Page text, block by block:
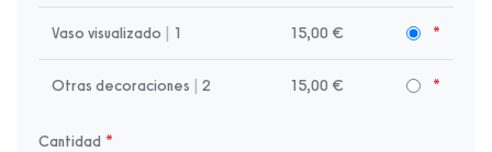
Vaso visualizado 1 15,00 €
Otras decoraciones 2 15,00 €
Cantidad